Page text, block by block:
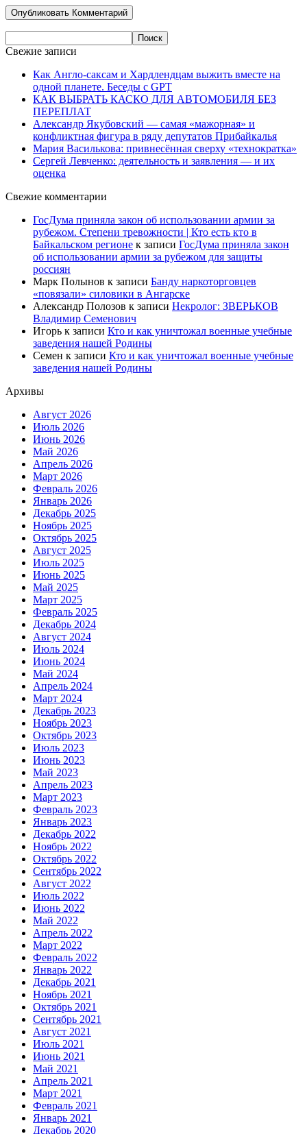
Свежие записи
Как Англо-саксам и Хардлендцам выжить вместе на
одной планете. Беседы с GPT
КАК ВЫБРАТЬ КАСКО ДЛЯ АВТОМОБИЛЯ БЕЗ
ПЕРЕПЛАТ
Александр Якубовский — самая «мажорная» и
конфликтная фигура в ряду депутатов Прибайкалья
Мария Василькова: привнесённая сверху «технократка»
Сергей Левченко: деятельность и заявления — и их
оценка
Свежие комментарии
ГосДума приняла закон об использовании армии за
рубежом. Степени тревожности | Кто есть кто в
Байкальском регионе к записи ГосДума приняла закон
об использовании армии за рубежом для защиты
россиян
Марк Полынов к записи Банду наркоторговцев
«повязали» силовики в Ангарске
Александр Полозов к записи Некролог: ЗВЕРЬКОВ
Владимир Семенович
Игорь к записи Кто и как уничтожал военные учебные
заведения нашей Родины
Семен к записи Кто и как уничтожал военные учебные
заведения нашей Родины
Архивы
Август 2026
Июль 2026
Июнь 2026
Май 2026
Апрель 2026
Март 2026
Февраль 2026
Январь 2026
Декабрь 2025
Ноябрь 2025
Октябрь 2025
Август 2025
Июль 2025
Июнь 2025
Май 2025
Март 2025
Февраль 2025
Декабрь 2024
Август 2024
Июль 2024
Июнь 2024
Май 2024
Апрель 2024
Март 2024
Декабрь 2023
Ноябрь 2023
Октябрь 2023
Июль 2023
Июнь 2023
Май 2023
Апрель 2023
Март 2023
Февраль 2023
Январь 2023
Декабрь 2022
Ноябрь 2022
Октябрь 2022
Сентябрь 2022
Август 2022
Июль 2022
Июнь 2022
Май 2022
Апрель 2022
Март 2022
Февраль 2022
Январь 2022
Декабрь 2021
Ноябрь 2021
Октябрь 2021
Сентябрь 2021
Август 2021
Июль 2021
Июнь 2021
Май 2021
Апрель 2021
Март 2021
Февраль 2021
Январь 2021
Декабрь 2020